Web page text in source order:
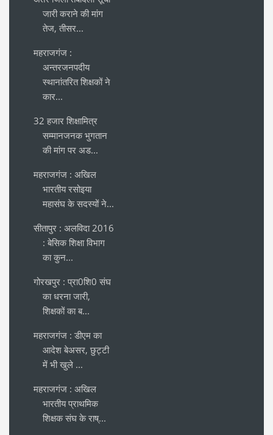
जारी कराने की मांग
तेज, तीसर...
महराजगंज :
अन्तरजनपदीय
स्थानांतरित शिक्षकों ने
कार...
32 हजार शिक्षामित्र
सम्मानजनक भुगतान
की मांग पर अड...
महराजगंज : अखिल
भारतीय रसोइया
महासंघ के सदस्यों ने...
सीतापुर : अलविदा 2016
: बेसिक शिक्षा विभाग
का कुन...
गोरखपुर : प्रा0शि0 संघ
का धरना जारी,
शिक्षकों का ब...
महराजगंज : डीएम का
आदेश बेअसर, छुट्टी
में भी खुले ...
महराजगंज : अखिल
भारतीय प्राथमिक
शिक्षक संघ के राष्...